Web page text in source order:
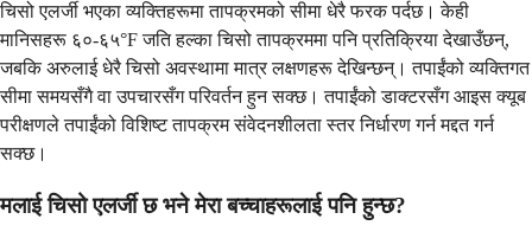
चिसो एलर्जी भएका व्यक्तिहरूमा तापक्रमको सीमा धेरै फरक पर्दछ। केही
मानिसहरू ६०-६५°F जति हल्का चिसो तापक्रममा पनि प्रतिक्रिया देखाउँछन्,
जबकि अरुलाई धेरै चिसो अवस्थामा मात्र लक्षणहरू देखिन्छन्। तपाईंको व्यक्तिगत
सीमा समयसँगै वा उपचारसँग परिवर्तन हुन सक्छ। तपाईंको डाक्टरसँग आइस क्यूब
परीक्षणले तपाईंको विशिष्ट तापक्रम संवेदनशीलता स्तर निर्धारण गर्न मद्दत गर्न
सक्छ।
मलाई चिसो एलर्जी छ भने मेरा बच्चाहरूलाई पनि हुन्छ?